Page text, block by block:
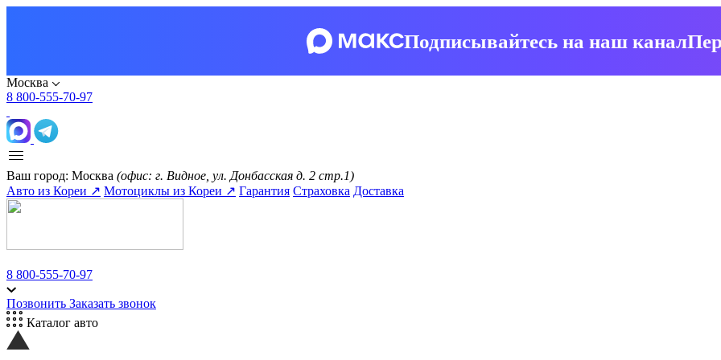
Подписывайтесь на наш канал
Москва
8 800-555-70-97
Ваш город: Москва (офис: г. Видное, ул. Донбасская д. 2 стр.1)
Авто из Кореи ↗ Мотоциклы из Кореи ↗ Гарантия Страховка Доставка
8 800-555-70-97
Позвонить Заказать звонок
Каталог авто